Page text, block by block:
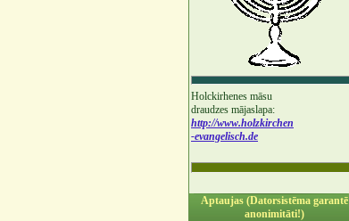
Holckirhenes māsu
draudzes mājaslapa:
http://www.holzkirchen
-evangelisch.de
Aptaujas (Datorsistēma garantē
anonimitāti!)